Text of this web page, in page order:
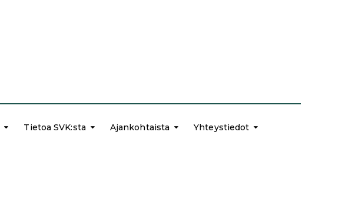
Tietoa SVK:sta Ajankohtaista Yhteystiedot